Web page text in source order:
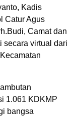
Kadis
Catur Agus
Camat dan
secara virtual dari
1.061 KDKMP
bangsa